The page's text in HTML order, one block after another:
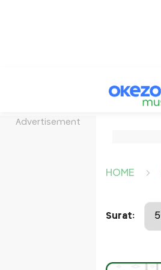
Advertisement
HOME
Surat: